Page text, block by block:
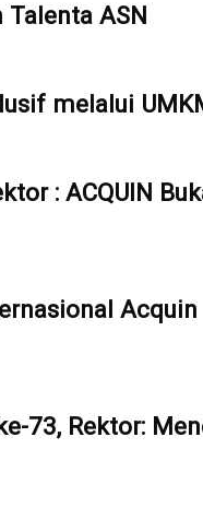
ASN
melalui
: ACQUIN
73, Rektor: